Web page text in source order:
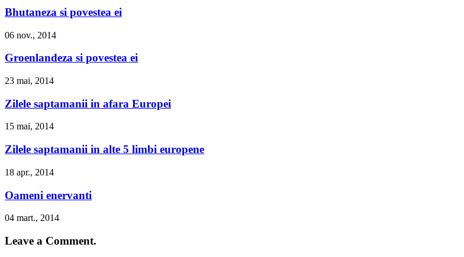
Bhutaneza si povestea ei
06 nov., 2014
Groenlandeza si povestea ei
23 mai, 2014
Zilele saptamanii in afara Europei
15 mai, 2014
Zilele saptamanii in alte 5 limbi europene
18 apr., 2014
Oameni enervanti
04 mart., 2014
Leave a Comment.